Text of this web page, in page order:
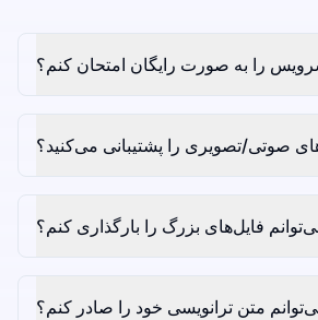
سرویس را به صورت رایگان امتحان کنم؟
صوتی/تصویری را پشتیبانی می‌کنید؟
فایل‌های بزرگ را بارگذاری کنم؟
متن ترانویسی خود را صادر کنم؟